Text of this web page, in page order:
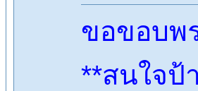
ขอขอบพ
**สนใจป้